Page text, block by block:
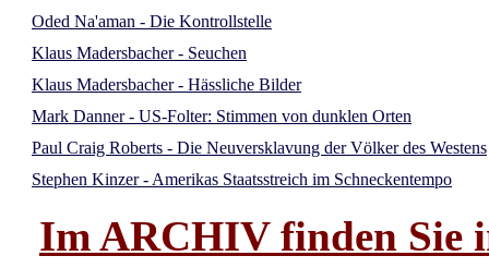
Oded Na'aman - Die Kontrollstelle
Klaus Madersbacher - Seuchen
Klaus Madersbacher - Hässliche Bilder
Mark Danner - US-Folter: Stimmen von dunklen Orten
Paul Craig Roberts - Die Neuversklavung der Völker des Westens
Stephen Kinzer - Amerikas Staatsstreich im Schneckentempo
Im ARCHIV finden Sie